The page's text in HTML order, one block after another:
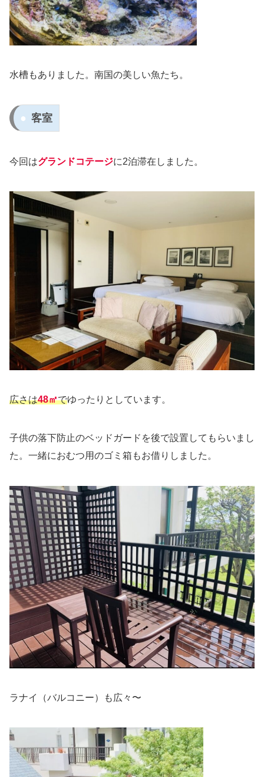
水槽もありました。南国の美しい魚たち。
客室
今回はグランドコテージに2泊滞在しました。
広さは48㎡でゆったりとしています。
子供の落下防止のベッドガードを後で設置してもらいまし
た。一緒におむつ用のゴミ箱もお借りしました。
ラナイ（バルコニー）も広々〜